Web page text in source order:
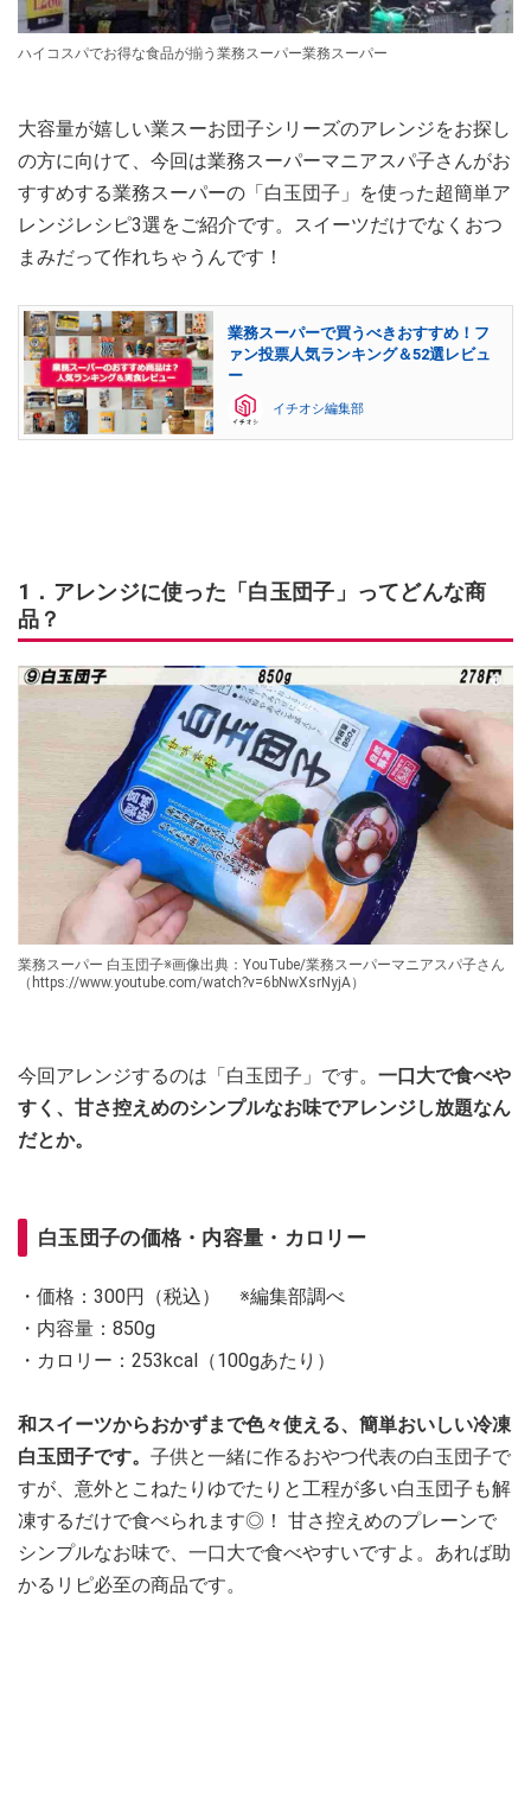
ハイコスパでお得な食品が揃う業務スーパー業務スーパー
大容量が嬉しい業スーお団子シリーズのアレンジをお探し
の方に向けて、今回は業務スーパーマニアスパ子さんがお
すすめする業務スーパーの「白玉団子」を使った超簡単ア
レンジレシピ3選をご紹介です。スイーツだけでなくおつ
まみだって作れちゃうんです！
業務スーパーで買うべきおすすめ！フ
ァン投票人気ランキング＆52選レビュ
ー
イチオシ編集部
1．アレンジに使った「白玉団子」ってどんな商
品？
業務スーパー 白玉団子※画像出典：YouTube/業務スーパーマニアスパ子さん
（https://www.youtube.com/watch?v=6bNwXsrNyjA）
今回アレンジするのは「白玉団子」です。 一口大で食べや
すく、甘さ控えめのシンプルなお味でアレンジし放題なん
だとか。
白玉団子の価格・内容量・カロリー
・価格：300円（税込） ※編集部調べ
・内容量：850g
・カロリー：253kcal（100gあたり）
和スイーツからおかずまで色々使える、簡単おいしい冷凍
白玉団子です。 子供と一緒に作るおやつ代表の白玉団子で
すが、意外とこねたりゆでたりと工程が多い白玉団子も解
凍するだけで食べられます◎！ 甘さ控えめのプレーンで
シンプルなお味で、一口大で食べやすいですよ。あれば助
かるリピ必至の商品です。